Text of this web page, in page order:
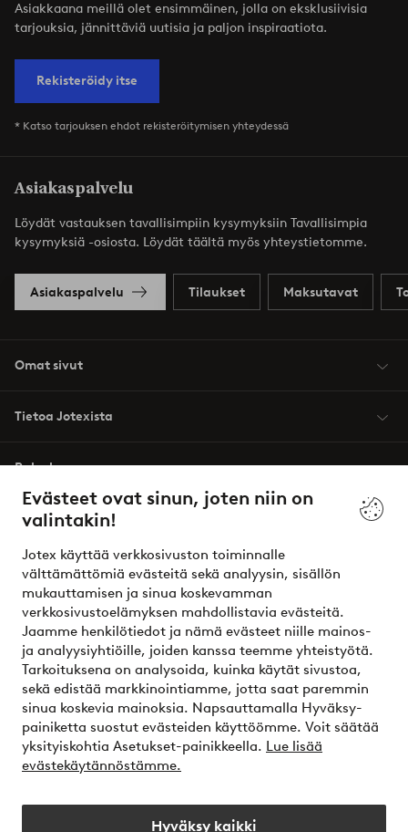
Evästeet ovat sinun, joten niin on
valintakin!
Jotex käyttää verkkosivuston toiminnalle
välttämättömiä evästeitä sekä analyysin, sisällön
mukauttamisen ja sinua koskevamman
verkkosivustoelämyksen mahdollistavia evästeitä.
Jaamme henkilötiedot ja nämä evästeet niille mainos-
ja analyysiyhtiöille, joiden kanssa teemme yhteistyötä.
Tarkoituksena on analysoida, kuinka käytät sivustoa,
sekä edistää markkinointiamme, jotta saat paremmin
sinua koskevia mainoksia. Napsauttamalla Hyväksy-
painiketta suostut evästeiden käyttöömme. Voit säätää
yksityiskohtia Asetukset-painikkeella. Lue lisää
evästekäytännöstämme.
Hyväksy kaikki
Asiakkaana meillä olet ensimmäinen, jolla on eksklusiivisia
tarjouksia, jännittäviä uutisia ja paljon inspiraatiota.
Rekisteröidy itse
* Katso tarjouksen ehdot rekisteröitymisen yhteydessä
Asiakaspalvelu
Löydät vastauksen tavallisimpiin kysymyksiin Tavallisimpia
kysymyksiä -osiosta. Löydät täältä myös yhteystietomme.
Asiakaspalvelu Tilaukset Maksutavat
Omat sivut
Tietoa Jotexista
Palvelumme
Ehdot
Ystävät
Turvalliset maksut – maksa nyt tai erissä
Haluatko tietää lisää maksuvaihtoehdoistamme?
elpy